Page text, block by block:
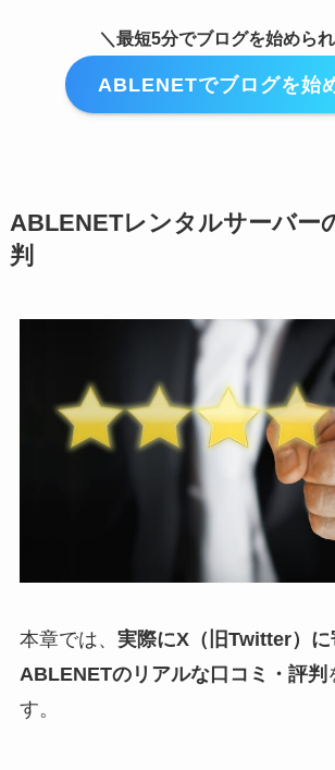
＼最短5分でブログを始めら
ABLENETでブログを始
ABLENETレンタルサーバー
判
本章では、 実際にX（旧Twitter）に
ABLENETのリアルな口コミ・評判
す。